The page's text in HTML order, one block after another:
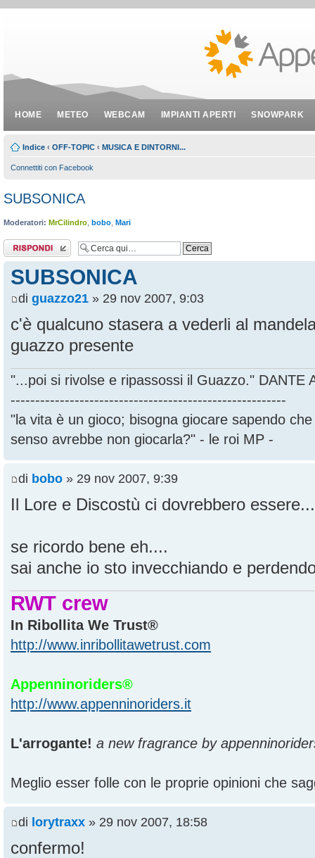
HOME METEO WEBCAM IMPIANTI APERTI SNOWPARK
Indice ‹ OFF-TOPIC ‹ MUSICA E DINTORNI...
Connettiti con Facebook
SUBSONICA
Moderatori: MrCilindro bobo Mari
Rispondi al
messaggio
SUBSONICA
di guazzo21 » 29 nov 2007, 9:03
c'è qualcuno stasera a vederli al
guazzo presente
"...poi si rivolse e ripassossi il Guazzo." DANTE
--------------------------------------------------------
"la vita è un gioco; bisogna giocare sapendo
senso avrebbe non giocarla?" - le roi MP -
di bobo » 29 nov 2007, 9:39
Il Lore e Discostù ci dovrebbero
se ricordo bene eh....
sai anche io sto invecchiando e
RWT crew
In Ribollita We Trust®
http://www.inribollitawetrust.com
Appenninoriders®
http://www.appenninoriders.it
L'arrogante! a new fragrance by
Meglio esser folle con le proprie opinioni che
di lorytraxx » 29 nov 2007, 18:58
confermo!